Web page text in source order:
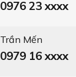
0976 23 xxxx
Trần Mến
0979 16 xxxx